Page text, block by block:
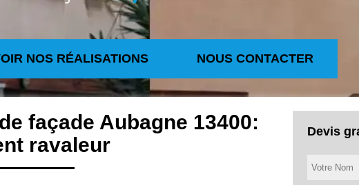
NOS RÉALISATIONS NOUS CONTACTER
façade Aubagne 13400:
ravaleur
Devis